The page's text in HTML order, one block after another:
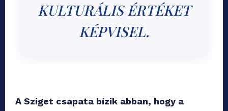
KULTURÁLIS ÉRTÉKET
KÉPVISEL.
A Sziget csapata bízik abban, hogy a